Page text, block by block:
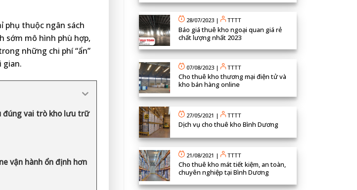
phụ thuộc ngân sách
sớm mô hình phù hợp,
những chi phí “ẩn”
gian.
đúng vai trò kho lưu trữ
vận hành ổn định hơn
28/07/2023 | TTTT
Báo giá thuê kho ngoại quan giá rẻ
chất lượng nhất 2023
07/08/2023 | TTTT
Cho thuê kho thương mại điện tử và
kho bán hàng online
27/05/2021 | TTTT
Dịch vụ cho thuê kho Bình Dương
21/08/2021 | TTTT
Cho thuê kho mát tiết kiệm, an toàn,
chuyên nghiệp tại Bình Dương